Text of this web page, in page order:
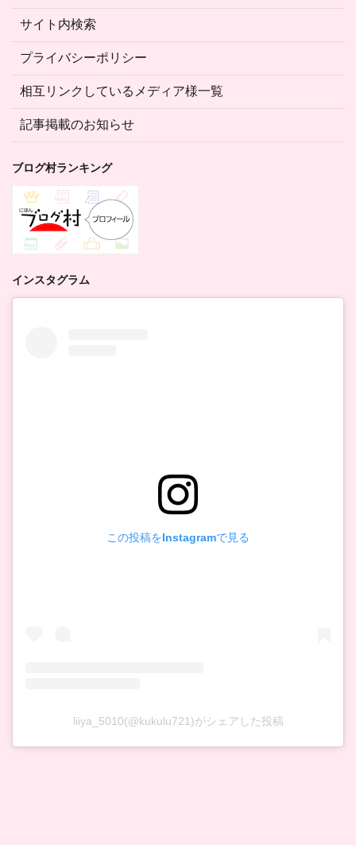
サイト内検索
プライバシーポリシー
相互リンクしているメディア様一覧
記事掲載のお知らせ
ブログ村ランキング
インスタグラム
この投稿をInstagramで見る
liiya_5010(@kukulu721)がシェアした投稿